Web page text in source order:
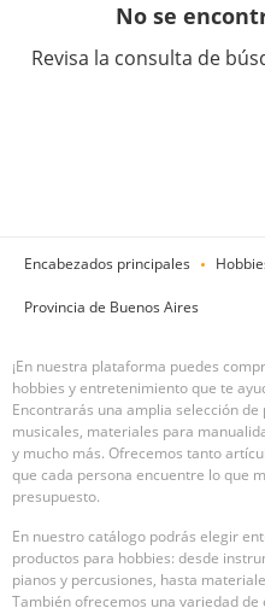
No se
Revisa la consulta de
Encabezados principales
Provincia de Buenos Aires
¡En nuestra plataforma puedes
hobbies y entretenimiento que te
Encontrarás una amplia selección
musicales, materiales para
y mucho más. Ofrecemos tanto
que cada persona encuentre lo que
presupuesto.
En nuestro catálogo podrás elegir
productos para hobbies: desde
pianos y percusiones, hasta
También ofrecemos una variedad